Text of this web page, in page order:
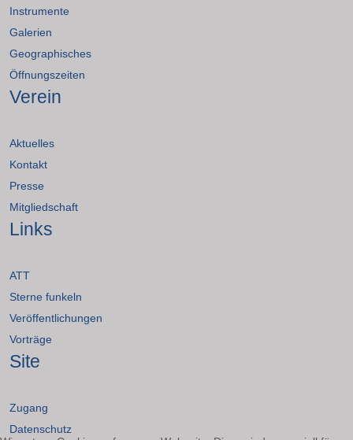
Instrumente
Galerien
Geographisches
Öffnungszeiten
Verein
Aktuelles
Kontakt
Presse
Mitgliedschaft
Links
ATT
Sterne funkeln
Veröffentlichungen
Vorträge
Site
Zugang
Datenschutz